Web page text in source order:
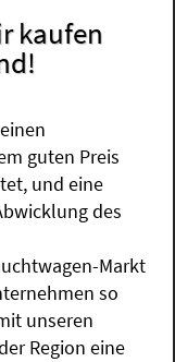
kaufen
guten Preis
und eine
des
Markt
so
unseren
Region eine